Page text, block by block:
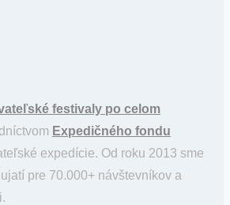
festivaly po celom
Expedičného fondu
expedície. Od roku 2013 sme
pre 70.000+ návštevníkov a